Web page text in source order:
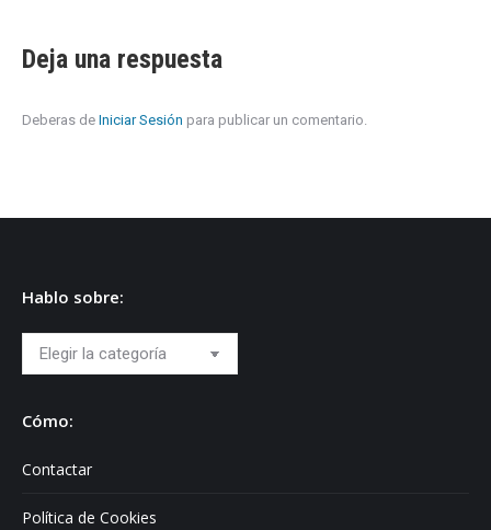
Deja una respuesta
Deberas de Iniciar Sesión para publicar un comentario.
Hablo sobre:
Hablo
sobre:
Cómo:
Contactar
Política de Cookies